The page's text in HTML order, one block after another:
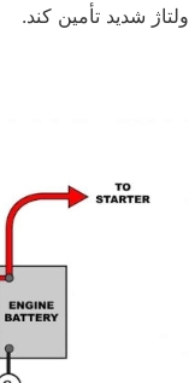
ولتاژ شدید تأمین کند.